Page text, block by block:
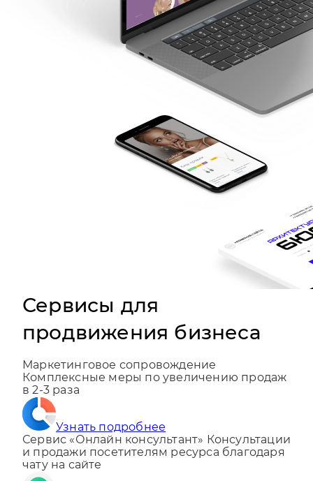
Сервисы для
продвижения бизнеса
Маркетинговое сопровождение
Комплексные меры по увеличению продаж
в 2-3 раза
Узнать подробнее
Сервис «Онлайн консультант»Консультации
и продажи посетителям ресурса благодаря
чату на сайте